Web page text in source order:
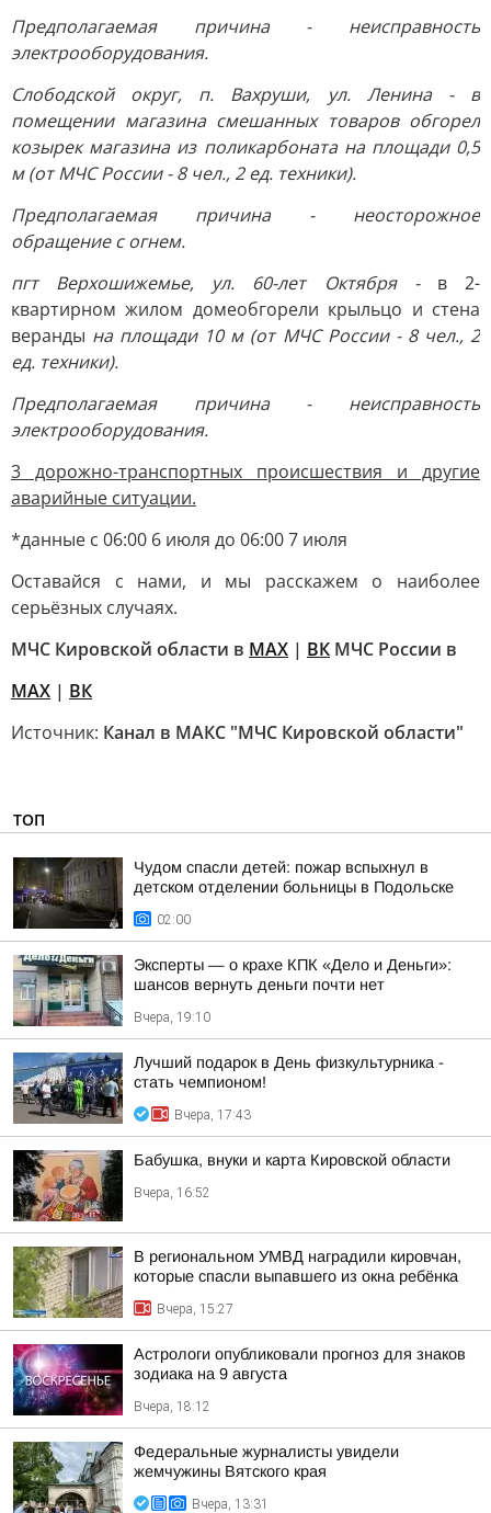
Предполагаемая причина - неисправность
электрооборудования.
Слободской округ, п. Вахруши, ул. Ленина - в
помещении магазина смешанных товаров обгорел
козырек магазина из поликарбоната на площади 0,5
м (от МЧС России - 8 чел., 2 ед. техники).
Предполагаемая причина - неосторожное
обращение с огнем.
пгт Верхошижемье, ул. 60-лет Октября - в 2-
квартирном жилом домеобгорели крыльцо и стена
веранды на площади 10 м (от МЧС России - 8 чел., 2
ед. техники).
Предполагаемая причина - неисправность
электрооборудования.
3 дорожно-транспортных происшествия и другие
аварийные ситуации.
*данные с 06:00 6 июля до 06:00 7 июля
Оставайся с нами, и мы расскажем о наиболее
серьёзных случаях.
МЧС Кировской области в MAX | ВК МЧС России в
MAX | ВК
Источник: Канал в МАКС "МЧС Кировской области"
ТОП
Чудом спасли детей: пожар вспыхнул в
детском отделении больницы в Подольске
02:00
Эксперты — о крахе КПК «Дело и Деньги»:
шансов вернуть деньги почти нет
Вчера, 19:10
Лучший подарок в День физкультурника -
стать чемпионом!
Вчера, 17:43
Бабушка, внуки и карта Кировской области
Вчера, 16:52
В региональном УМВД наградили кировчан,
которые спасли выпавшего из окна ребёнка
Вчера, 15:27
Астрологи опубликовали прогноз для знаков
зодиака на 9 августа
Вчера, 18:12
Федеральные журналисты увидели
жемчужины Вятского края
Вчера, 13:31